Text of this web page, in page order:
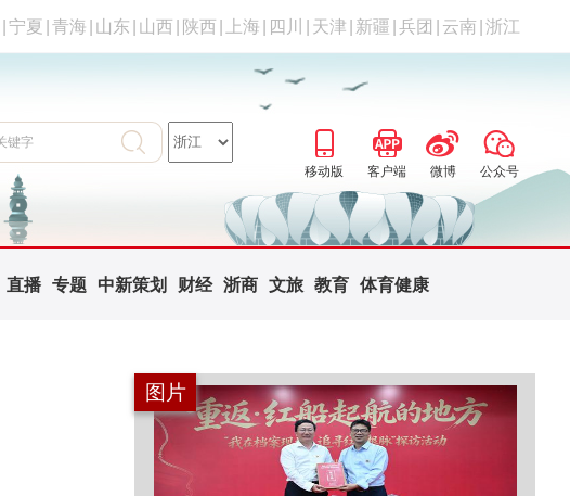
宁夏 青海 山东 山西 陕西 上海 四川 天津 新疆 兵团 云南 浙江
移动版 客户端 微博 公众号
直播 专题 中新策划 财经 浙商 文旅 教育 体育健康
图片